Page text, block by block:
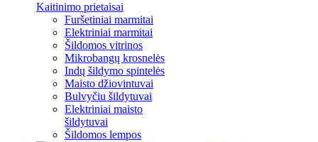
Kaitinimo prietaisai
Furšetiniai marmitai
Elektriniai marmitai
Šildomos vitrinos
Mikrobangų krosnelės
Indų šildymo spintelės
Maisto džiovintuvai
Bulvyčiu šildytuvai
Elektriniai maisto
šildytuvai
Šildomos lempos